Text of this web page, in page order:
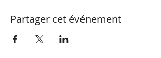
Partager cet événement